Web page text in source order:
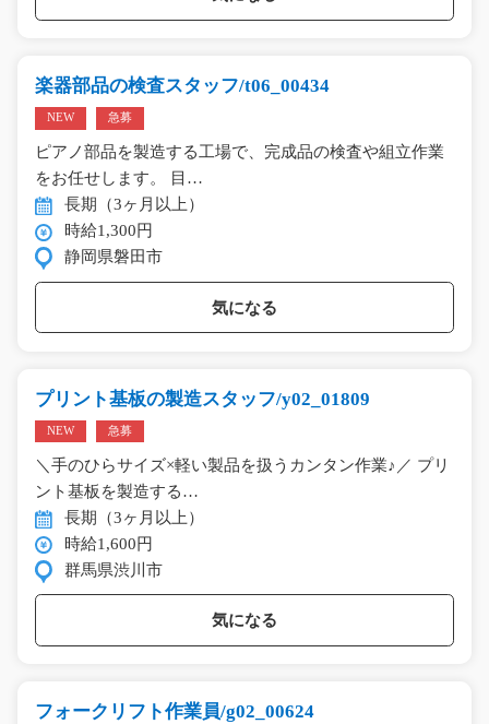
楽器部品の検査スタッフ/t06_00434
NEW 急募
ピアノ部品を製造する工場で、完成品の検査や組立作業
をお任せします。 目…
長期（3ヶ月以上）
時給1,300円
静岡県磐田市
気になる
プリント基板の製造スタッフ/y02_01809
NEW 急募
＼手のひらサイズ×軽い製品を扱うカンタン作業♪／ プリ
ント基板を製造する…
長期（3ヶ月以上）
時給1,600円
群馬県渋川市
気になる
フォークリフト作業員/g02_00624